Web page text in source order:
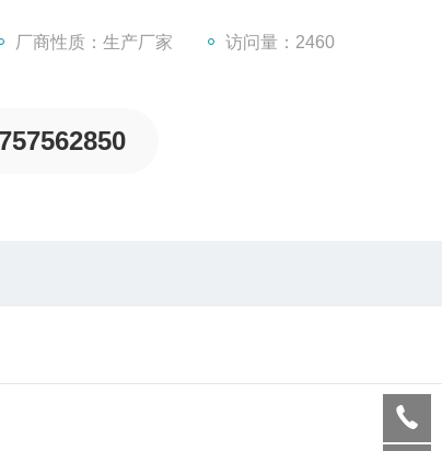
厂商性质：生产厂家 访问量：2460